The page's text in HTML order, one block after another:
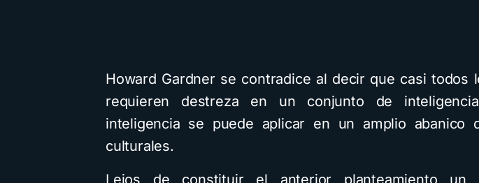
Howard Gardner se contradice al decir que casi todos
requieren destreza en un conjunto de
inteligencia se puede aplicar en un amplio abanico
culturales.
Lejos de constituir el anterior planteamiento un